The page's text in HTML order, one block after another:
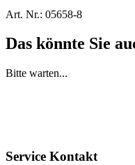
Art. Nr.: 05658-8
Das könnte Sie
Bitte warten...
Service Kontakt